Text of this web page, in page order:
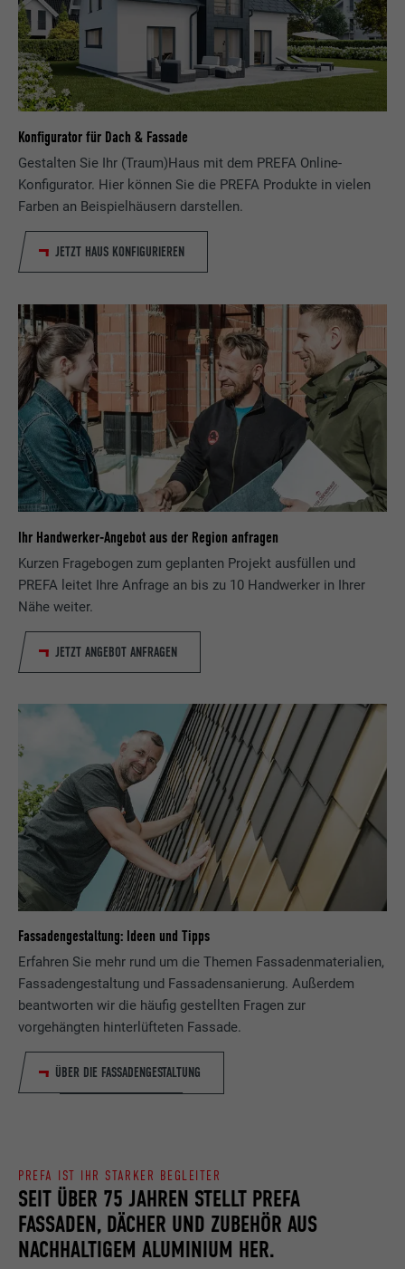
Konfigurator für Dach & Fassade
Gestalten Sie Ihr (Traum)Haus mit dem PREFA Online-
Konfigurator. Hier können Sie die PREFA Produkte in vielen
Farben an Beispielhäusern darstellen.
JETZT HAUS KONFIGURIEREN
Ihr Handwerker-Angebot aus der Region anfragen
Kurzen Fragebogen zum geplanten Projekt ausfüllen und
PREFA leitet Ihre Anfrage an bis zu 10 Handwerker in Ihrer
Nähe weiter.
JETZT ANGEBOT ANFRAGEN
Fassadengestaltung: Ideen und Tipps
Erfahren Sie mehr rund um die Themen Fassadenmaterialien,
Fassadengestaltung und Fassadensanierung. Außerdem
beantworten wir die häufig gestellten Fragen zur
vorgehängten hinterlüfteten Fassade.
ÜBER DIE FASSADENGESTALTUNG
SEIT ÜBER 75 JAHREN STELLT PREFA
FASSADEN, DÄCHER UND ZUBEHÖR AUS
NACHHALTIGEM ALUMINIUM HER.
PREFA IST IHR STARKER BEGLEITER